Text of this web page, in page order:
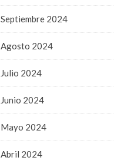
Septiembre 2024
Agosto 2024
Julio 2024
Junio 2024
Mayo 2024
Abril 2024